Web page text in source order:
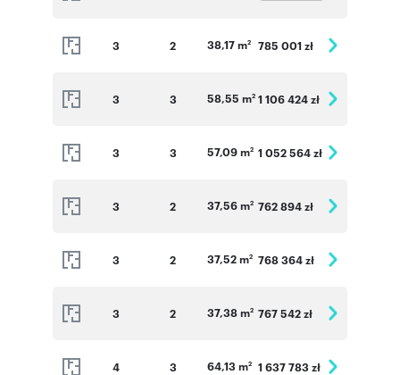
3 2 38,17 m2 785 001 zł
3 3 58,55 m2 1 106 424 zł
3 3 57,09 m2 1 052 564 zł
3 2 37,56 m2 762 894 zł
3 2 37,52 m2 768 364 zł
3 2 37,38 m2 767 542 zł
4 3 64,13 m2 1 637 783 zł